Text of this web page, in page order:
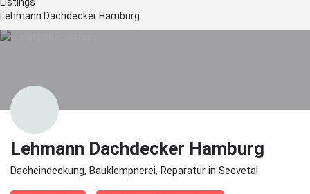
Lehmann Dachdecker Hamburg
Lehmann Dachdecker Hamburg
Dacheindeckung, Bauklempnerei, Reparatur in Seevetal